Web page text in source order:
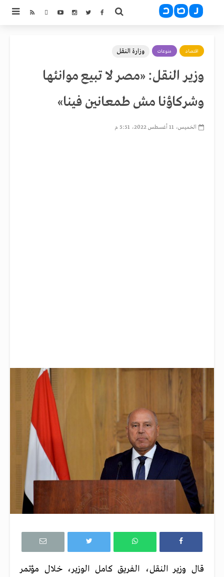
اقتصاد منوعات وزارة النقل
وزير النقل: «مصر لا تبيع موانئها
وشركاؤنا مش طمعانين فينا»
الخميس، 11 أغسطس 2022، 5:51 م
قال وزير النقل، الفريق كامل الوزير، خلال مؤتمر